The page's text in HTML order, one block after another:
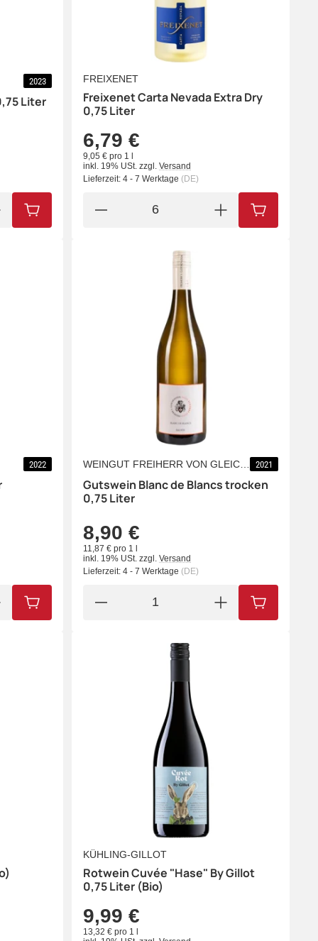
2023
Liter
IN DEN WARENKORB
FREIXENET
Freixenet Carta Nevada Extra Dry
0,75 Liter
6,79 €
9,05 € pro 1 l
inkl. 19% USt. zzgl. Versand
Lieferzeit: 4 - 7 Werktage (DE)
IN DEN
2022
IN DEN WARENKORB
2021
Gutswein Blanc de Blancs trocken
0,75 Liter
8,90 €
11,87 € pro 1 l
inkl. 19% USt. zzgl. Versand
Lieferzeit: 4 - 7 Werktage (DE)
IN DEN
KÜHLING-GILLOT
Rotwein Cuvée "Hase" By Gillot
0,75 Liter (Bio)
9,99 €
13,32 € pro 1 l